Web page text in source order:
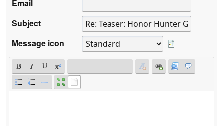
Email
Subject
Message icon